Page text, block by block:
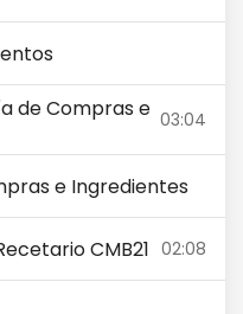
de Compras e 03:04
e Ingredientes
CMB21 02:08